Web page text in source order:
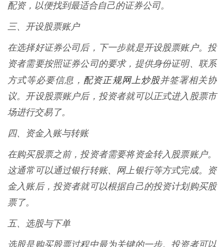
配资，以便找到最适合自己的证券公司。
三、开设股票账户
在选择好证券公司后，下一步就是开设股票账户。投
资者需要按照证券公司的要求，提供身份证明、联系
方式等必要信息， 配资正规网上炒股并签署相关协
议。开设股票账户后，投资者就可以正式进入股票市
场进行交易了。
四、资金入账与转账
在购买股票之前，投资者需要将资金转入股票账户。
这通常可以通过银行转账、网上银行等方式完成。资
金入账后，投资者就可以根据自己的投资计划购买股
票了。
五、选股与下单
选股是购买股票过程中最为关键的一步。投资者可以